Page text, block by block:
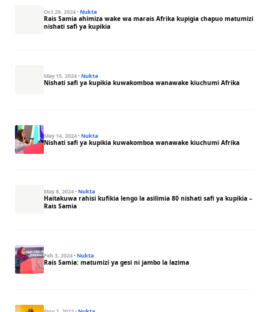
Oct 29, 2024· Nukta
Rais Samia ahimiza wake wa marais Afrika kupigia chapuo matumizi
nishati safi ya kupikia
May 15, 2024· Nukta
Nishati safi ya kupikia kuwakomboa wanawake kiuchumi Afrika
May 14, 2024· Nukta
Nishati safi ya kupikia kuwakomboa wanawake kiuchumi Afrika
May 8, 2024· Nukta
Haitakuwa rahisi kufikia lengo la asilimia 80 nishati safi ya kupikia –
Rais Samia
Feb 3, 2024· Nukta
Rais Samia: matumizi ya gesi ni jambo la lazima